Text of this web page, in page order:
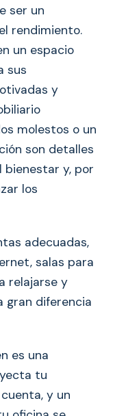
ser un
rendimiento.
un espacio
sus
y
molestos o un
son detalles
bienestar y, por
los
adecuadas,
salas para
relajarse y
gran diferencia
es una
tu
y un